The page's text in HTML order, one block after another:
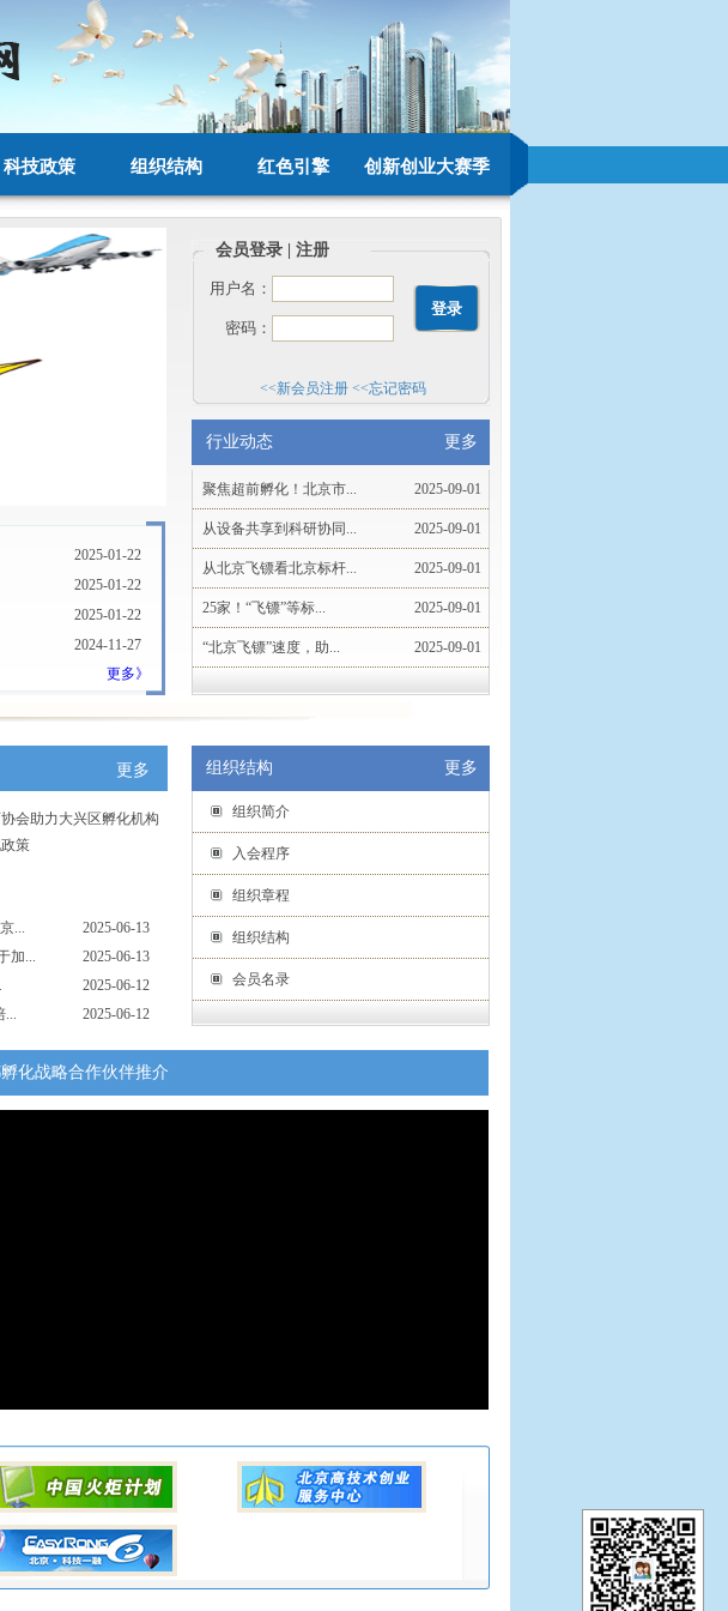
科技政策 组织结构 红色引擎 创新创业大赛季
2025-01-22
2025-01-22
2025-01-22
2024-11-27
2024-11-27
2024-08-15
知
2024-07-13
理...
2024-07-08
更多》
更多
会助力大兴区孵化机构
策
2025-06-13
...
2025-06-13
加...
2025-06-12
2025-06-12
...
会员登录 | 注册
用户名：
密码：
<<新会员注册 <<忘记密码
更多
行业动态
2025-09-01
聚焦超前孵化！北京市...
2025-09-01
从设备共享到科研协同...
2025-09-01
从北京飞镖看北京标杆...
2025-09-01
25家！“飞镖”等标...
2025-09-01
“北京飞镖”速度，助...
更多
组织结构
组织简介
入会程序
组织章程
组织结构
会员名录
化战略合作伙伴推介